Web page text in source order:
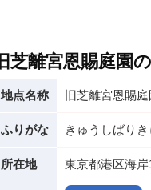
旧芝離宮恩賜庭園
地点名称 旧芝離宮恩賜庭
ふりがな きゅうしばり
所在地 東京都港区海岸